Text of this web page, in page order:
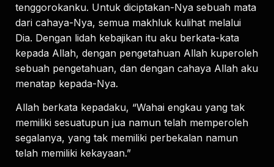
tenggorokanku. Untuk diciptakan-Nya sebuah mata
dari cahaya-Nya, semua makhluk kulihat melalui
Dia. Dengan lidah kebajikan itu aku berkata-kata
kepada Allah, dengan pengetahuan Allah kuperoleh
sebuah pengetahuan, dan dengan cahaya Allah aku
menatap kepada-Nya.
Allah berkata kepadaku, “Wahai engkau yang tak
memiliki sesuatupun jua namun telah memperoleh
segalanya, yang tak memiliki perbekalan namun
telah memiliki kekayaan.”